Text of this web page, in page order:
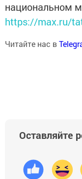
национальном
https://max.ru/
Читайте нас в
Оставляйте